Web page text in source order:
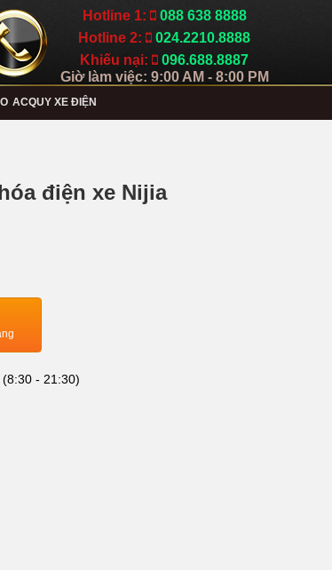
Hotline 1:
088 638 8888
Hotline 2:
024.2210.8888
Khiếu nại:
096.688.8887
Giờ làm việc: 9:00 AM - 8:00 PM
ACQUY XE ĐIỆN
điện xe Nijia
(8:30 - 21:30)